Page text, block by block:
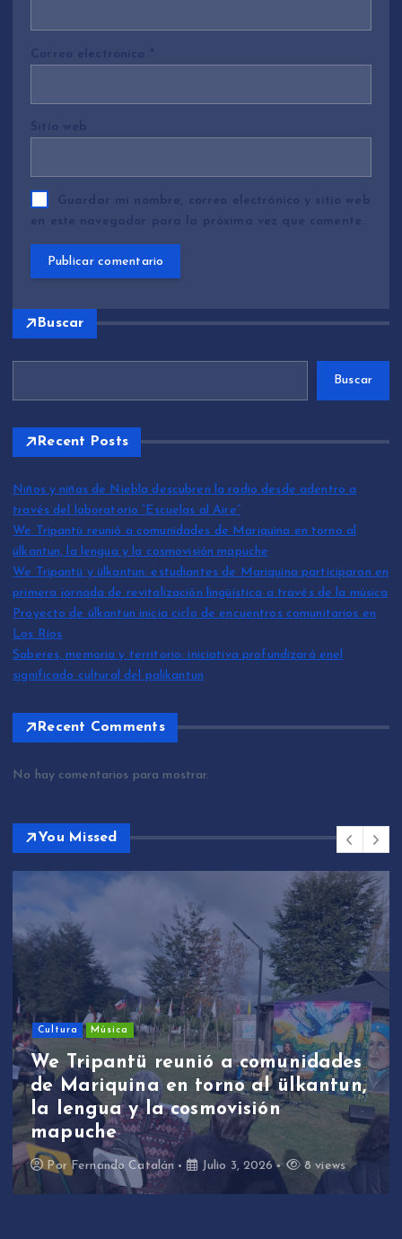
Correo electrónico *
Sitio web
Guardar mi nombre, correo electrónico y sitio web
en este navegador para la próxima vez que comente.
Buscar
Buscar
Recent Posts
Niños y niñas de Niebla descubren la radio desde adentro a
través del laboratorio “Escuelas al Aire”
We Tripantü reunió a comunidades de Mariquina en torno al
ülkantun, la lengua y la cosmovisión mapuche
We Tripantü y ülkantun: estudiantes de Mariquina participaron en
primera jornada de revitalización lingüística a través de la música
Proyecto de ülkantun inicia ciclo de encuentros comunitarios en
Los Ríos
Saberes, memoria y territorio: iniciativa profundizará enel
significado cultural del palikantun
Recent Comments
No hay comentarios para mostrar.
You Missed
Cultura Música
We Tripantü reunió a comunidades
de Mariquina en torno al ülkantun,
la lengua y la cosmovisión
mapuche
Por Fernando Catalán Julio 3, 2026 8 views